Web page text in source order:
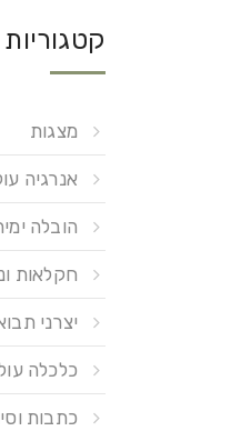
קטגוריות
מצגות
אנרגיה
הובלה
חקלאות
יצרני
כלכלה
כתבות